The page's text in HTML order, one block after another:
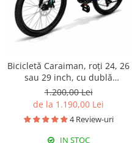
Bicicletă Caraiman, roți 24, 26
sau 29 inch, cu dublă
suspensie, frâne pe disc,
cameleon
1.200,00 Lei
de la 1.190,00 Lei
4 Review-uri
IN STOC